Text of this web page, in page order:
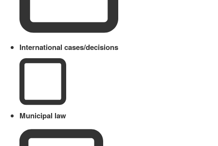
International cases/decisions
Municipal law